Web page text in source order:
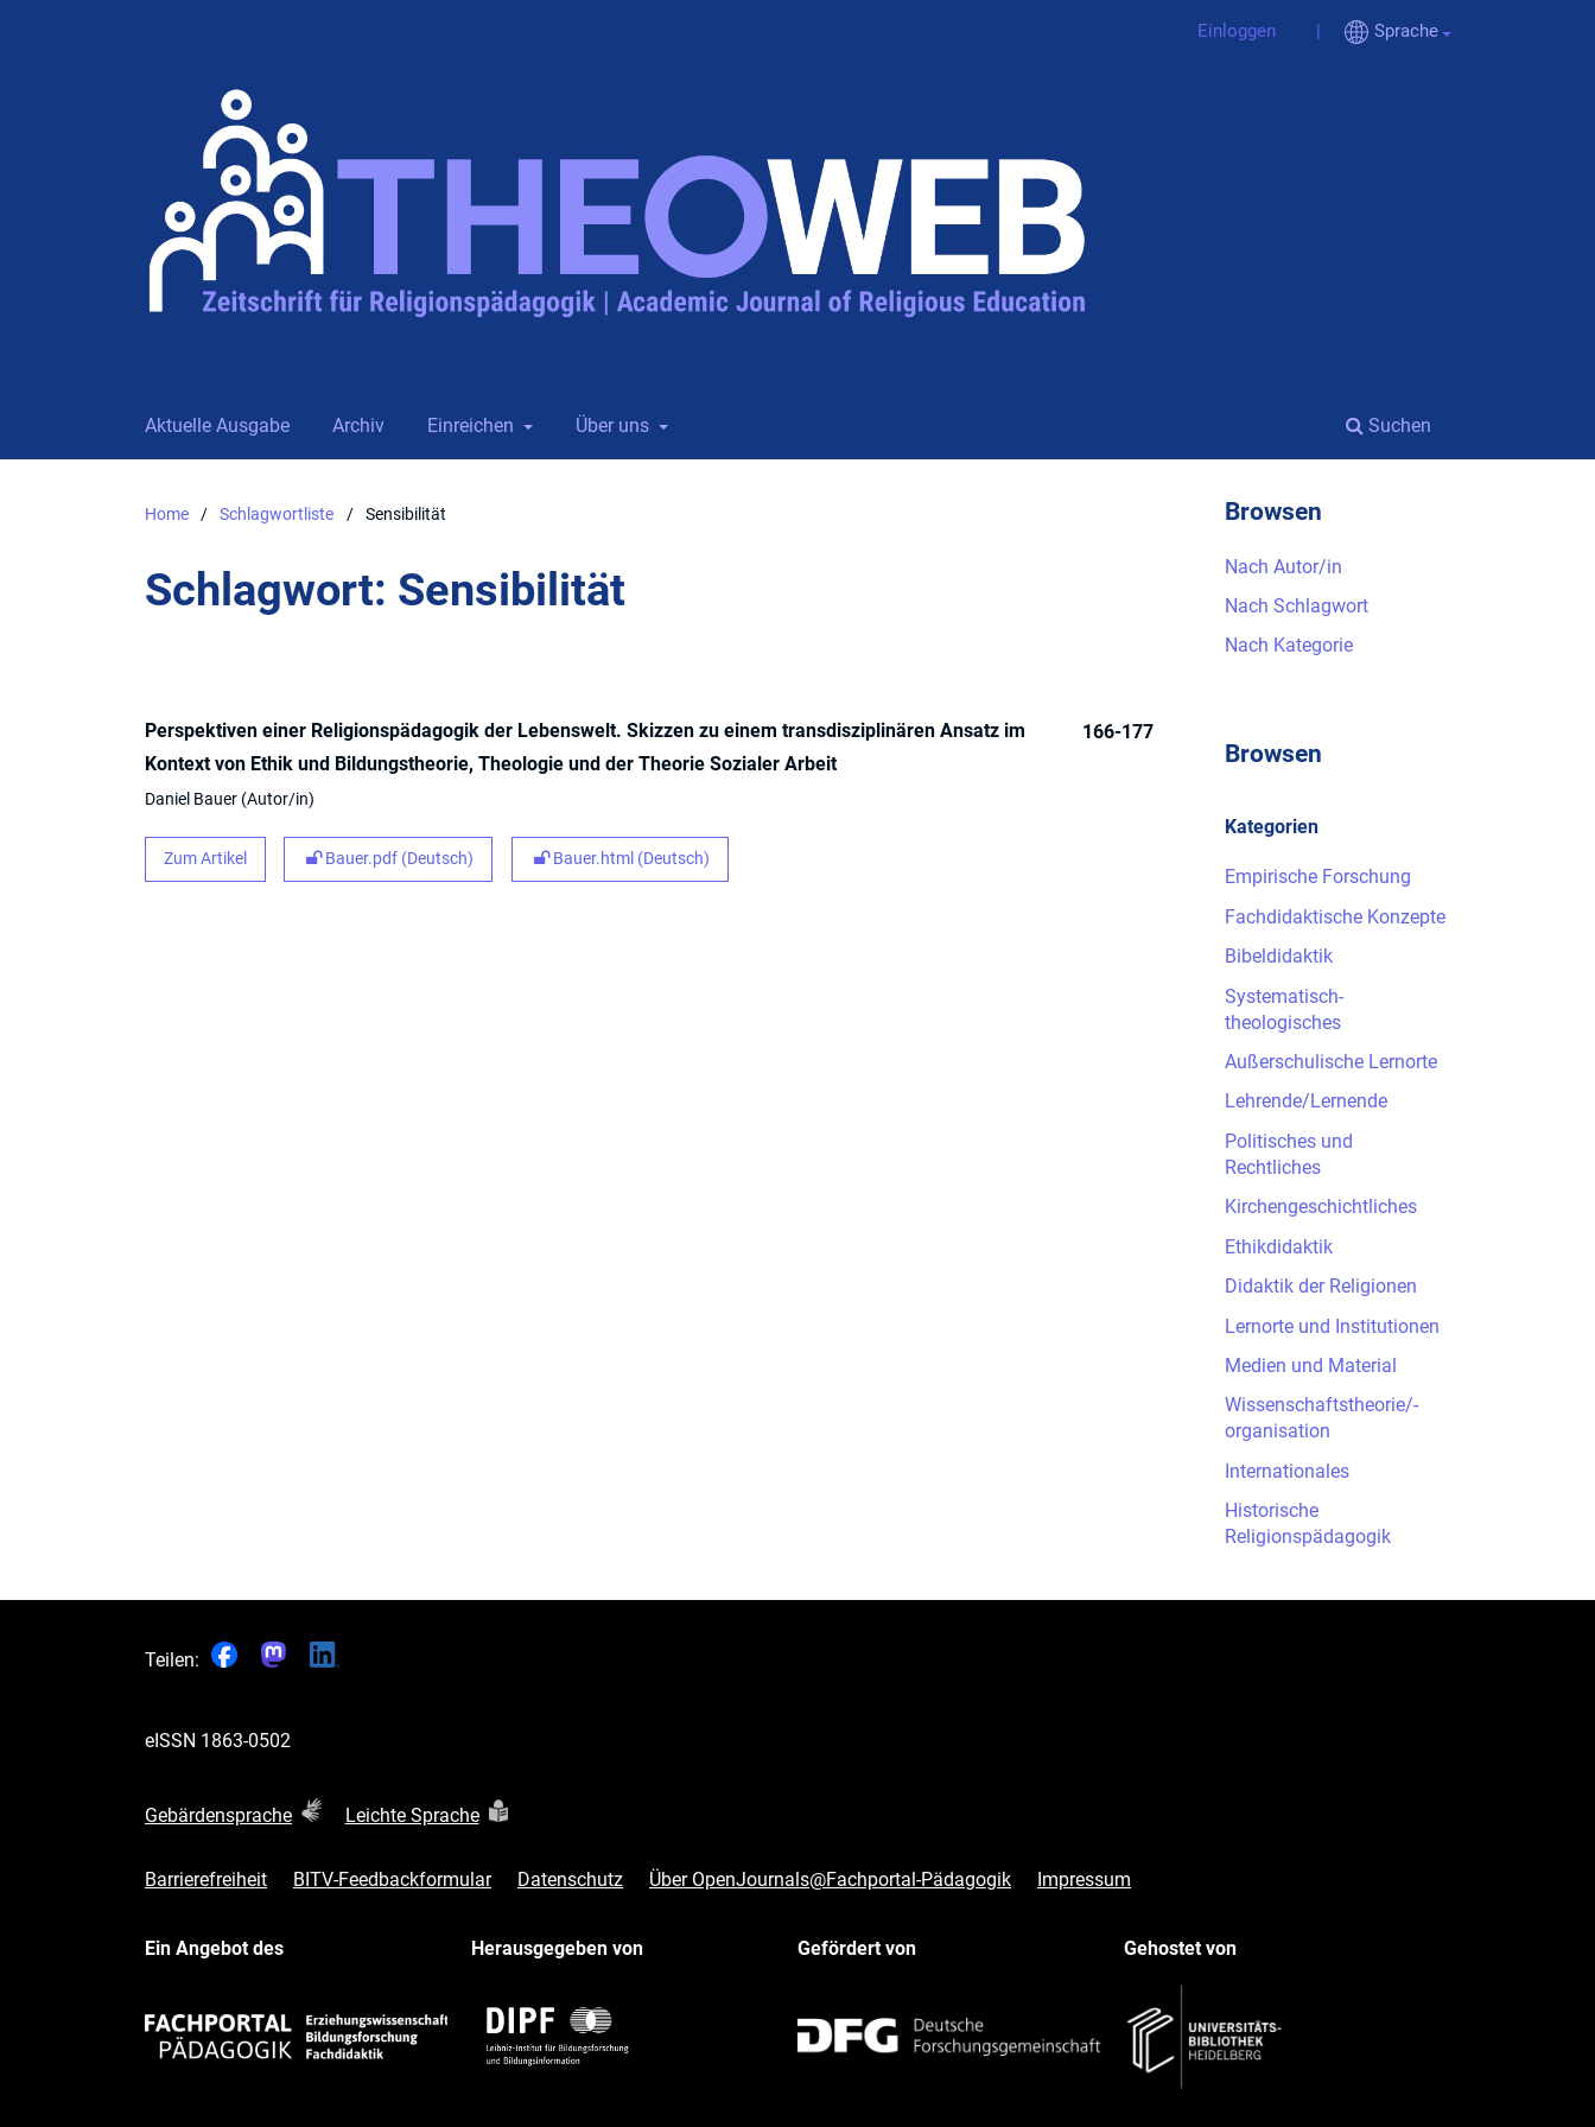
Aktuelle Ausgabe Archiv Einreichen Über uns Suchen
Einloggen Sprache
Home / Schlagwortliste / Sensibilität
Schlagwort: Sensibilität
Perspektiven einer Religionspädagogik der Lebenswelt. Skizzen zu einem transdisziplinären Ansatz im
Kontext von Ethik und Bildungstheorie, Theologie und der Theorie Sozialer Arbeit
Daniel Bauer Autor/in
Zum Artikel Bauer.pdf (Deutsch) Bauer.html (Deutsch)
166-177
Browsen
Nach Autor/in
Nach Schlagwort
Nach Kategorie
Browsen
Kategorien
Empirische Forschung
Fachdidaktische Konzepte
Bibeldidaktik
Systematisch-
theologisches
Außerschulische Lernorte
Lehrende/Lernende
Politisches und
Rechtliches
Kirchengeschichtliches
Ethikdidaktik
Didaktik der Religionen
Lernorte und Institutionen
Medien und Material
Wissenschaftstheorie/-
organisation
Internationales
Historische
Religionspädagogik
Teilen:
eISSN 1863-0502
Gebärdensprache Leichte Sprache
Barrierefreiheit BITV-Feedbackformular Datenschutz Über OpenJournals@Fachportal-Pädagogik Impressum
Ein Angebot des Herausgegeben von Gefördert von Gehostet von